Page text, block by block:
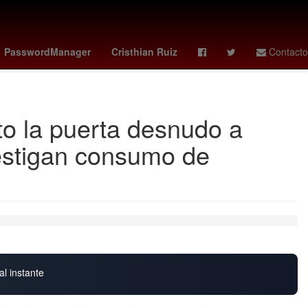
PasswordManager Cristhian Ruiz Contacto
de Ciencias Políticas y Sociales UAQ obsession
Chelsea
la puerta desnudo a
consumo de
instante